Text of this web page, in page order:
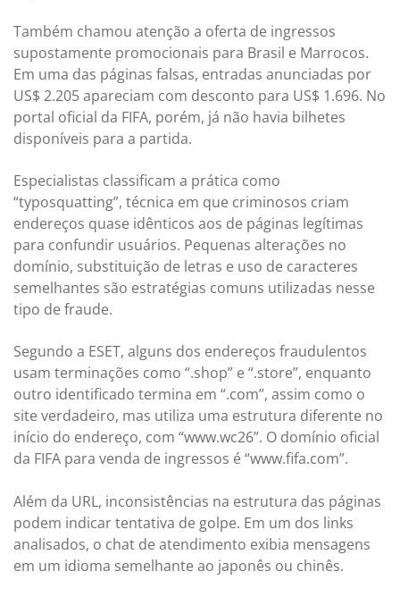
Também chamou atenção a oferta de ingressos
supostamente promocionais para Brasil e Marrocos.
Em uma das páginas falsas, entradas anunciadas por
US$ 2.205 apareciam com desconto para US$ 1.696. No
portal oficial da FIFA, porém, já não havia bilhetes
disponíveis para a partida.
Especialistas classificam a prática como
“typosquatting”, técnica em que criminosos criam
endereços quase idênticos aos de páginas legítimas
para confundir usuários. Pequenas alterações no
domínio, substituição de letras e uso de caracteres
semelhantes são estratégias comuns utilizadas nesse
tipo de fraude.
Segundo a ESET, alguns dos endereços fraudulentos
usam terminações como “.shop” e “.store”, enquanto
outro identificado termina em “.com”, assim como o
site verdadeiro, mas utiliza uma estrutura diferente no
início do endereço, com “www.wc26”. O domínio oficial
da FIFA para venda de ingressos é “www.fifa.com”.
Além da URL, inconsistências na estrutura das páginas
podem indicar tentativa de golpe. Em um dos links
analisados, o chat de atendimento exibia mensagens
em um idioma semelhante ao japonês ou chinês.